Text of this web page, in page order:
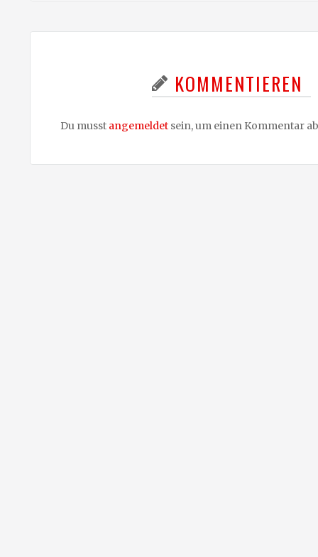
KOMMENTIEREN
Du musst angemeldet sein, um einen Kommentar